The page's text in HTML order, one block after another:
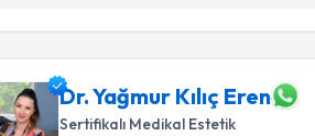
Dr. Yağmur Kılıç Eren
Sertifikalı Medikal Estetik